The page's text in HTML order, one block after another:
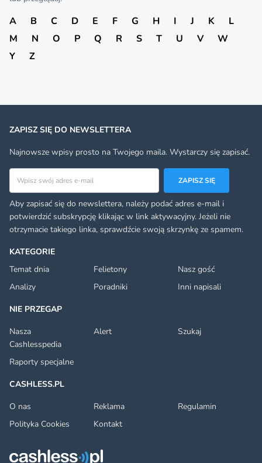
A B C D E F G H I J K
L
M
N O P Q R S T U V
W
Y
Z
KATEGORIE
Temat dnia
Felietony
Nasz gość
Analizy
Poradniki
Inni napisali
NIE PRZEGAP
Nasza
Cashlesspedia
Alert Szukaj
Raporty specjalne
CASHLESS.PL
O nas
Reklama
Regulamin
Polityka Cookies
Kontakt
ZAPISZ SIĘ DO NEWSLETTERA
Najnowsze wpisy prosto na Twojego maila. Wystarczy się zapisać.
Adres email
ZAPISZ SIĘ
Aby zapisać się do newslettera, należy podać adres e-mail i
potwierdzić subskrypcję klikając w link aktywacyjny. Jeżeli nie
otrzymacie takiego linka, sprawdźcie swoją skrzynkę ze spamem.